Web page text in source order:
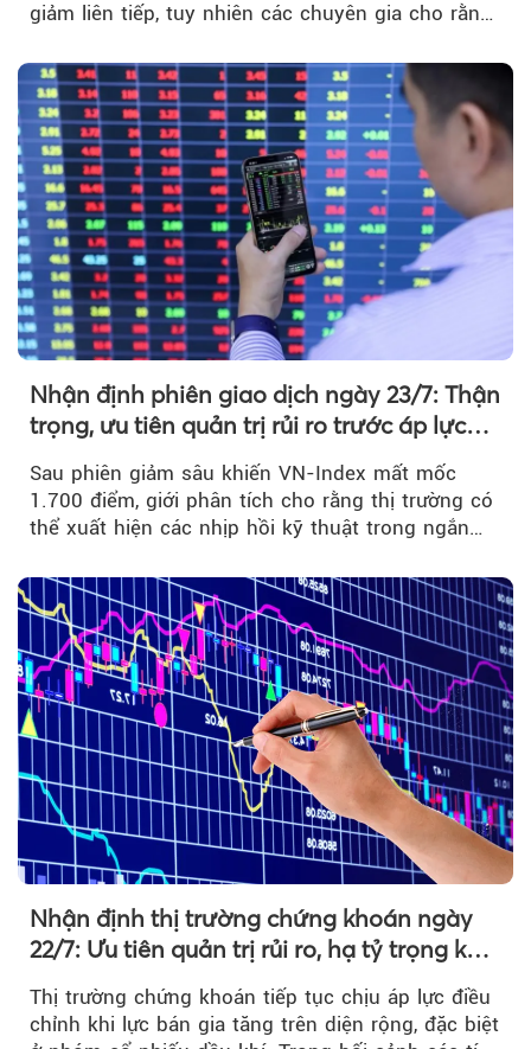
giảm liên tiếp, tuy nhiên các chuyên gia cho rằng
Nhận định phiên giao dịch ngày 23/7: Thận
trọng, ưu tiên quản trị rủi ro trước áp lực
Sau phiên giảm sâu khiến VN-Index mất mốc
1.700 điểm, giới phân tích cho rằng thị trường có
thể xuất hiện các nhịp hồi kỹ thuật trong ngắn
Nhận định thị trường chứng khoán ngày
22/7: Ưu tiên quản trị rủi ro, hạ tỷ trọng khi
Thị trường chứng khoán tiếp tục chịu áp lực điều
chỉnh khi lực bán gia tăng trên diện rộng, đặc biệt